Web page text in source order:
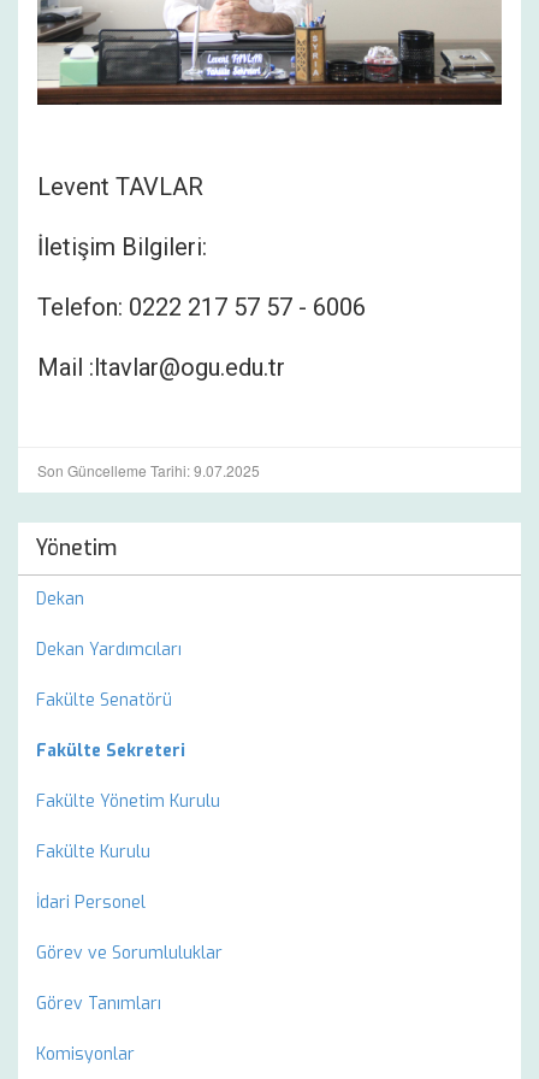
Levent TAVLAR
İletişim Bilgileri:
Telefon: 0222 217 57 57 - 6006
Mail :ltavlar@ogu.edu.tr
Son Güncelleme Tarihi: 9.07.2025
Yönetim
Dekan
Dekan Yardımcıları
Fakülte Senatörü
Fakülte Sekreteri
Fakülte Yönetim Kurulu
Fakülte Kurulu
İdari Personel
Görev ve Sorumluluklar
Görev Tanımları
Komisyonlar